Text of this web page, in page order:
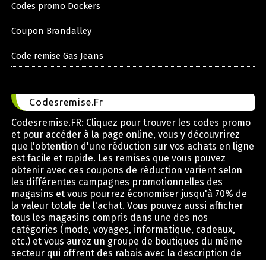
Codes promo Dockers
Coupon Brandalley
Code remise Gas Jeans
Codesremise.Fr
Codesremise.FR: Cliquez pour trouver les codes promo
et pour accéder à la page online, vous y découvrirez
que l'obtention d'une réduction sur vos achats en ligne
est facile et rapide. Les remises que vous pouvez
obtenir avec ces coupons de réduction varient selon
les différentes campagnes promotionnelles des
magasins et vous pourrez économiser jusqu'à 70% de
la valeur totale de l'achat. Vous pouvez aussi afficher
tous les magasins compris dans une des nos
catégories (mode, voyages, informatique, cadeaux,
etc.) et vous aurez un groupe de boutiques du même
secteur qui offrent des rabais avec la description de